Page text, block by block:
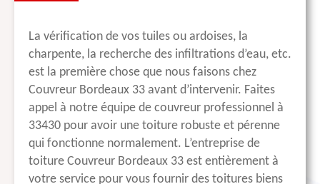
La vérification de vos tuiles ou ardoises, la
charpente, la recherche des infiltrations d’eau, etc.
est la première chose que nous faisons chez
Couvreur Bordeaux 33 avant d’intervenir. Faites
appel à notre équipe de couvreur professionnel à
33430 pour avoir une toiture robuste et pérenne
qui fonctionne normalement. L’entreprise de
toiture Couvreur Bordeaux 33 est entièrement à
votre service pour vous fournir des toitures biens